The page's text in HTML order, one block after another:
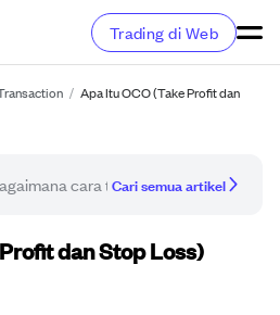
Trading di Web
/ Apa Itu OCO (Take Profit dan
Cari semua artikel
dan Stop Loss)